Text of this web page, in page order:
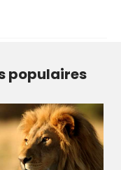
populaires